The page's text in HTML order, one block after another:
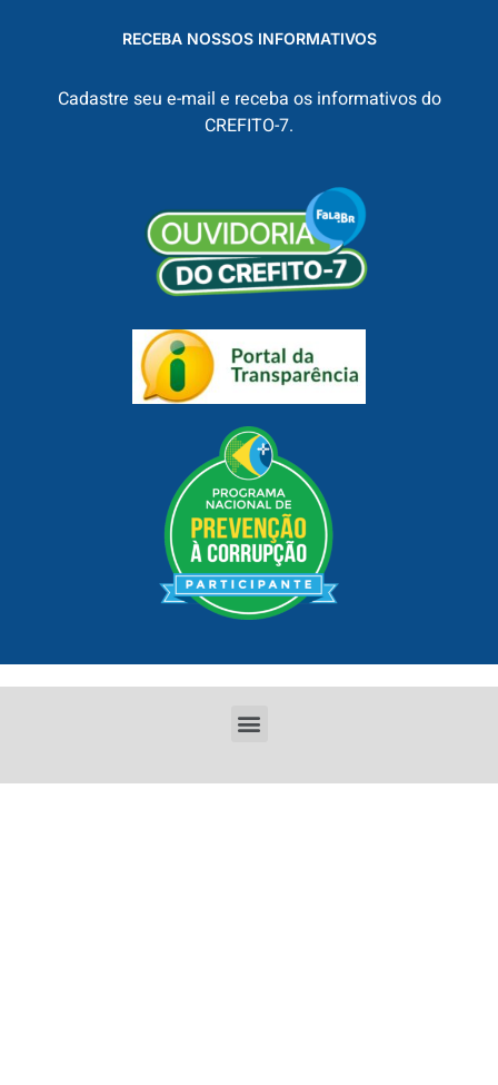
RECEBA NOSSOS INFORMATIVOS
Cadastre seu e-mail e receba os informativos do
CREFITO-7.